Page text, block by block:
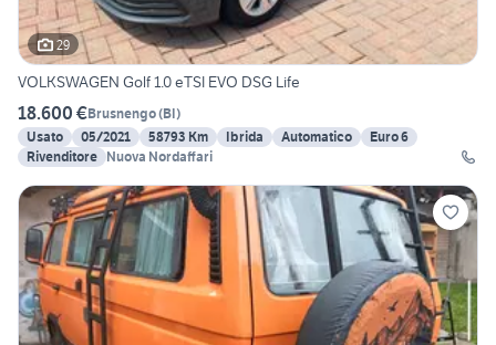
29
VOLKSWAGEN Golf 1.0 eTSI EVO DSG Life
18.600 €Brusnengo(BI)
Usato
05/2021 58793 Km Ibrida Automatico
Euro 6
Rivenditore Nuova Nordaffari